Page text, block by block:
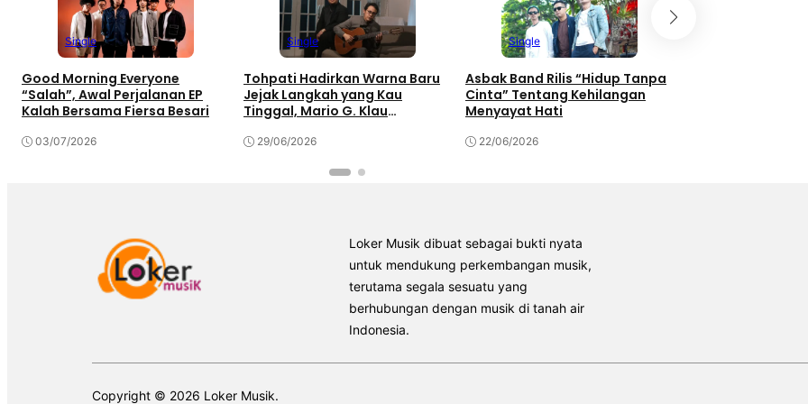
Single
Good Morning Everyone
“Salah”, Awal Perjalanan EP
Kalah Bersama Fiersa Besari
03/07/2026
Single
Tohpati Hadirkan Warna Baru
Jejak Langkah yang Kau
Tinggal, Mario G. Klau
29/06/2026
Single
Asbak Band Rilis “Hidup Tanpa
Cinta” Tentang Kehilangan
Menyayat Hati
22/06/2026
Loker Musik dibuat sebagai bukti nyata
untuk mendukung perkembangan musik,
terutama segala sesuatu yang
berhubungan dengan musik di tanah air
Indonesia.
Copyright © 2026 Loker Musik.